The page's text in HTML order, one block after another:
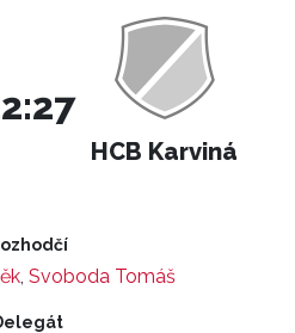
HCB Karviná
, Svoboda Tomáš